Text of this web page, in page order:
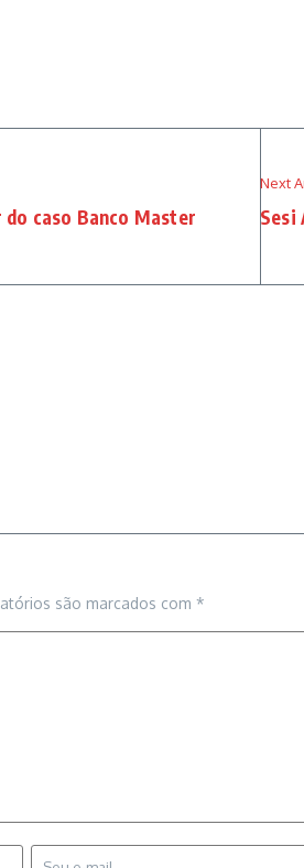
do caso Banco Master
Next
Sesi
são marcados com *